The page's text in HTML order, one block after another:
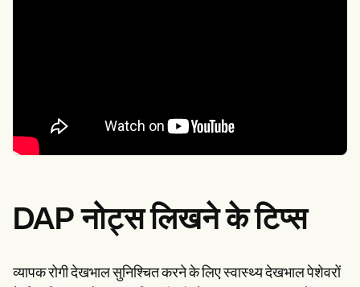
DAP नोट्स लिखने के टिप्स
व्यापक रोगी देखभाल सुनिश्चित करने के लिए स्वास्थ्य देखभाल पेशेवरों